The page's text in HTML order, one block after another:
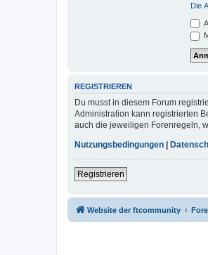
Die
REGISTRIEREN
Du musst in diesem Forum
Administration kann registrierten
auch die jeweiligen Forenregeln,
Nutzungsbedingungen
Registrieren
Website der ftcommunity